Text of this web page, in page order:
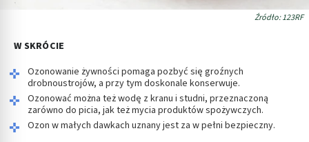
Źródło: 123RF
W SKRÓCIE
Ozonowanie żywności pomaga pozbyć się groźnych
drobnoustrojów, a przy tym doskonale konserwuje.
Ozonować można też wodę z kranu i studni, przeznaczoną
zarówno do picia, jak też mycia produktów spożywczych.
Ozon w małych dawkach uznany jest za w pełni bezpieczny.